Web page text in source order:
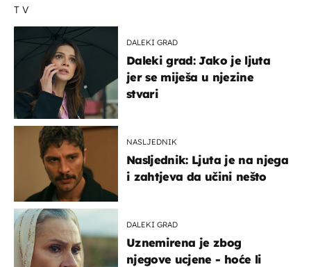
TV
DALEKI GRAD
Daleki grad: Jako je ljuta
jer se miješa u njezine
stvari
NASLJEDNIK
Nasljednik: Ljuta je na njega
i zahtjeva da učini nešto
DALEKI GRAD
Uznemirena je zbog
njegove ucjene - hoće li